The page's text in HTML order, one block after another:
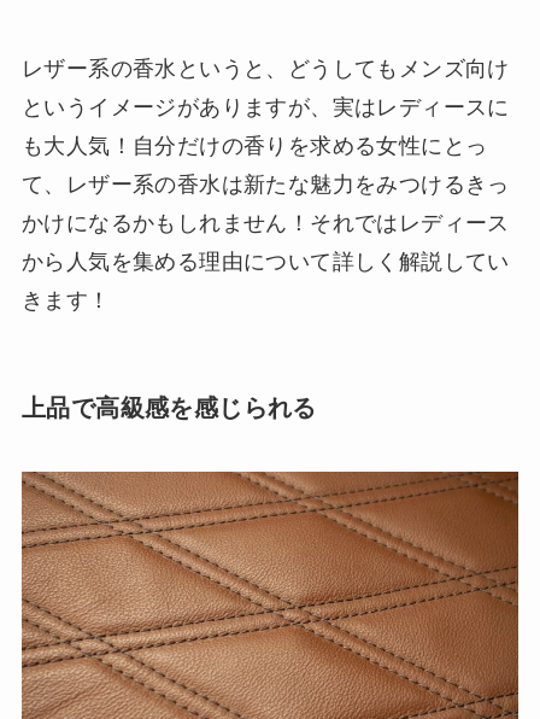
レザー系の香水というと、どうしてもメンズ向け
というイメージがありますが、実はレディースに
も大人気！自分だけの香りを求める女性にとっ
て、レザー系の香水は新たな魅力をみつけるきっ
かけになるかもしれません！それではレディース
から人気を集める理由について詳しく解説してい
きます！
上品で高級感を感じられる